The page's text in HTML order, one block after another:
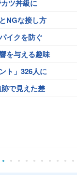
ツ丼級に
NGな接し方
イクを防ぐ
を与える趣味
ト」326人に
で見えた差